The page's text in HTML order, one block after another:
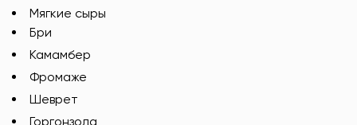
Мягкие сыры
Бри
Камамбер
Фромаже
Шеврет
Горгонзола